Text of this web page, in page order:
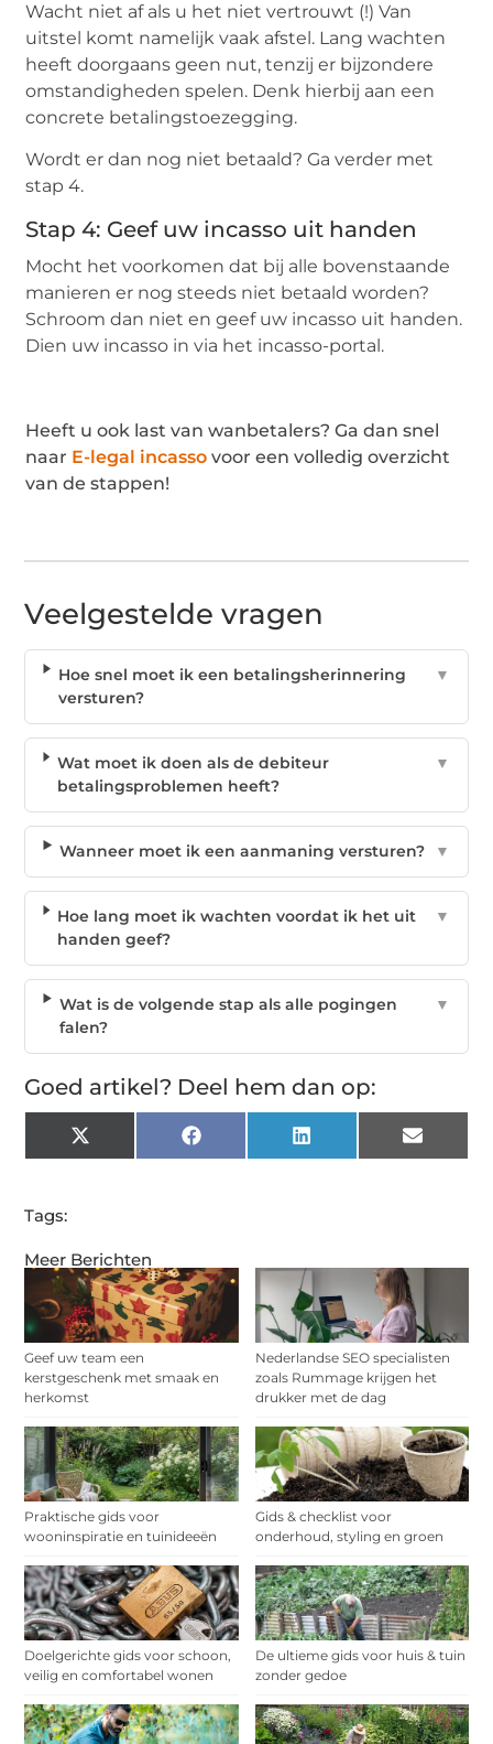
Meer Berichten
Geef uw team een
kerstgeschenk met smaak en
herkomst
Nederlandse SEO specialisten
zoals Rummage krijgen het
drukker met de dag
Praktische gids voor
wooninspiratie en tuinideeën
Gids & checklist voor
onderhoud, styling en groen
Doelgerichte gids voor schoon,
veilig en comfortabel wonen
De ultieme gids voor huis & tuin
zonder gedoe
Wacht niet af als u het niet vertrouwt (!) Van
uitstel komt namelijk vaak afstel. Lang wachten
heeft doorgaans geen nut, tenzij er bijzondere
omstandigheden spelen. Denk hierbij aan een
concrete betalingstoezegging.
Wordt er dan nog niet betaald? Ga verder met
stap 4.
Stap 4: Geef uw incasso uit handen
Mocht het voorkomen dat bij alle bovenstaande
manieren er nog steeds niet betaald worden?
Schroom dan niet en geef uw incasso uit handen.
Dien uw incasso in via het incasso-portal.
Heeft u ook last van wanbetalers? Ga dan snel
naar E-legal incasso voor een volledig overzicht
van de stappen!
Veelgestelde vragen
Hoe snel moet ik een betalingsherinnering
versturen?
▼
Wat moet ik doen als de debiteur
betalingsproblemen heeft?
▼
Wanneer moet ik een aanmaning versturen? ▼
Hoe lang moet ik wachten voordat ik het uit
handen geef?
▼
Wat is de volgende stap als alle pogingen
falen?
▼
Goed artikel? Deel hem dan op:
X
(Twitter)
Facebook LinkedIn Email
Tags: